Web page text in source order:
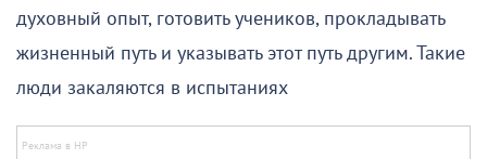
духовный опыт, готовить учеников, прокладывать
жизненный путь и указывать этот путь другим. Такие
люди закаляются в испытаниях